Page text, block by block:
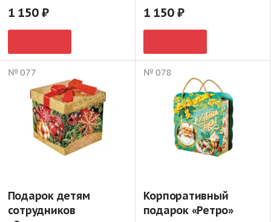
1 150 1 150
№ 077
Подарок детям
сотрудников
№ 078
Корпоративный
подарок «Ретро»